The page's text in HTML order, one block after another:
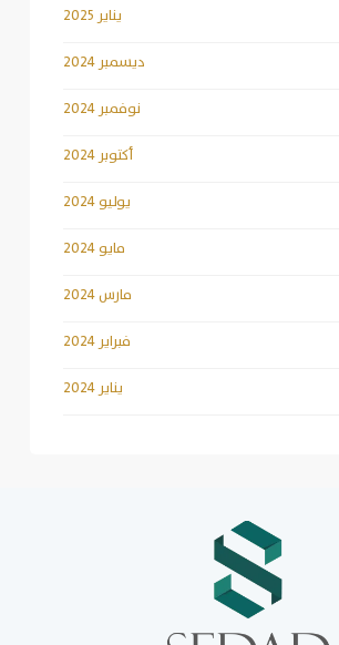
يناير 2025
ديسمبر 2024
نوفمبر 2024
أكتوبر 2024
يوليو 2024
مايو 2024
مارس 2024
فبراير 2024
يناير 2024